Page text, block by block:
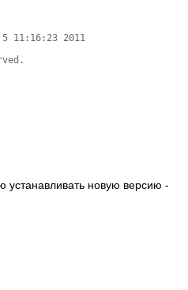
11:16:23 2011
устанавливать новую версию -